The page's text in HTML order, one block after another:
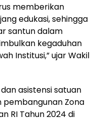
memberikan
edukasi, sehingga
santun dalam
kegaduhan
Institusi,” ujar Wakil
asistensi satuan
Zona
RI Tahun 2024 di